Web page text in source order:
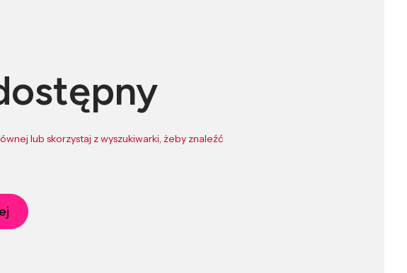
lub skorzystaj z wyszukiwarki, żeby znaleźć